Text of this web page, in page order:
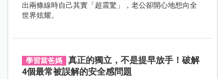
出兩條線時自己其實「超震驚」，老公卻開心地想向全
世界炫耀。
學習當爸媽
真正的獨立，不是提早放手！破解
4個最常被誤解的安全感問題